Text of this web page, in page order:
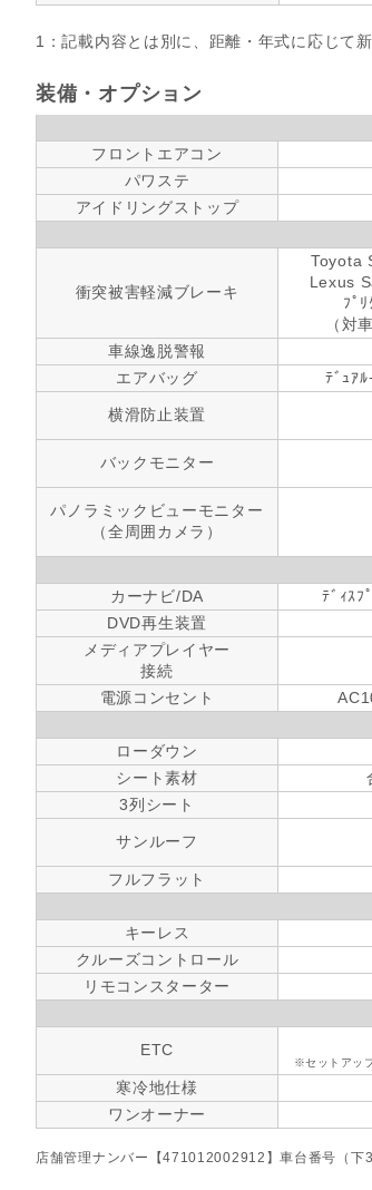
1：記載内容とは別に、距離・年式に応じて
装備・オプション
フロントエアコン
パワステ
アイドリングストップ
衝突被害軽減ブレーキ
Toyota
Lexus
ﾌﾟ
（対
車線逸脱警報
エアバッグ
ﾃﾞｭｱﾙ
横滑防止装置
バックモニター
パノラミックビューモニター
（全周囲カメラ）
カーナビ/DA
ﾃﾞｨｽﾌ
DVD再生装置
メディアプレイヤー
接続
電源コンセント
ローダウン
シート素材
3列シート
サンルーフ
フルフラット
キーレス
クルーズコントロール
リモコンスターター
ETC
※セットアッ
寒冷地仕様
ワンオーナー
店舗管理ナンバー【471012002912】車台番号（下3